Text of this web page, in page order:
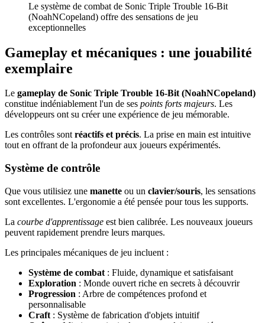
Le système de combat de Sonic Triple Trouble 16-Bit
(NoahNCopeland) offre des sensations de jeu
exceptionnelles
Gameplay et mécaniques : une jouabilité
exemplaire
Le gameplay de Sonic Triple Trouble 16-Bit (NoahNCopeland)
constitue indéniablement l'un de ses points forts majeurs. Les
développeurs ont su créer une expérience de jeu mémorable.
Les contrôles sontréactifs et précis. La prise en main est intuitive
tout en offrant de la profondeur aux joueurs expérimentés.
Système de contrôle
Que vous utilisiez une manette ou un clavier/souris, les sensations
sont excellentes. L'ergonomie a été pensée pour tous les supports.
La courbe d'apprentissage est bien calibrée. Les nouveaux joueurs
peuvent rapidement prendre leurs marques.
Les principales mécaniques de jeu incluent :
Système de combat : Fluide, dynamique et satisfaisant
Exploration : Monde ouvert riche en secrets à découvrir
Progression : Arbre de compétences profond et
personnalisable
Craft : Système de fabrication d'objets intuitif